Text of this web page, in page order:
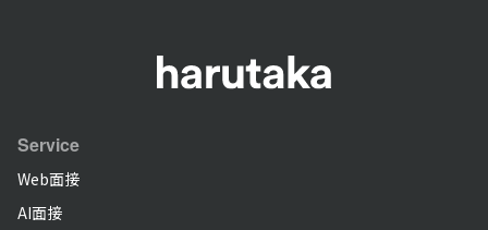
Service
Web面接
AI面接